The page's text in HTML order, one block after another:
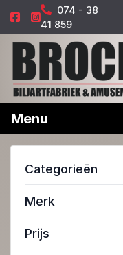
074 - 38
41 859
Menu
Categorieën
Merk
Prijs